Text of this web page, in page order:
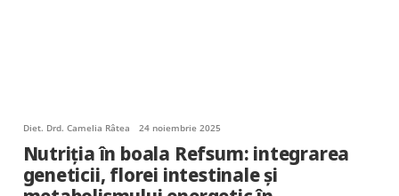
Diet. Drd. Camelia Râtea 24 noiembrie 2025
Nutriția în boala Refsum: integrarea
geneticii, florei intestinale și